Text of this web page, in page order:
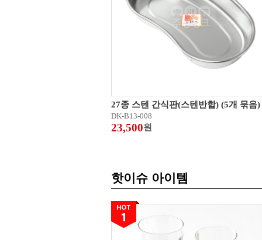
27종 스텐 간식판(스텐반합) (5개 묶음)
DK-B13-008
23,500원
핫이슈 아이템